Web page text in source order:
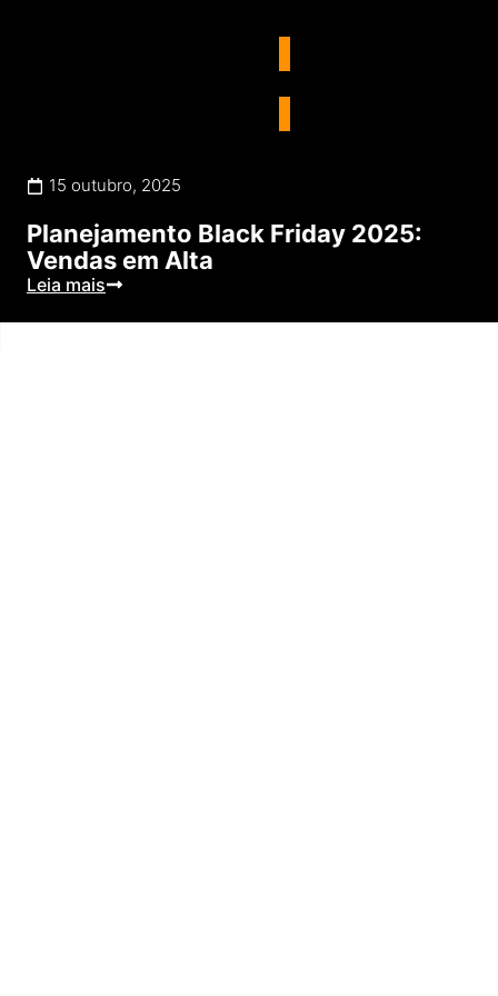
15 outubro, 2025
Planejamento Black Friday 2025:
Vendas em Alta
Leia mais